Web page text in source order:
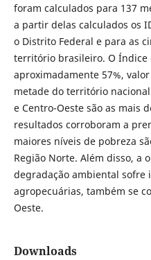
foram calculados para 137
a partir delas calculados os
o Distrito Federal e para as
território brasileiro. O Índice
aproximadamente 57%,
metade do território
e Centro-Oeste são as mais
resultados corroboram a
maiores níveis de pobreza
Região Norte. Além disso, a
degradação ambiental
agropecuárias, também se
Oeste.
Downloads